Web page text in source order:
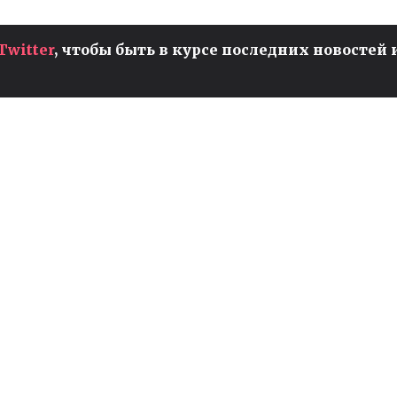
, чтобы быть в курсе последних новостей
ЧЕМПИОНАТ МИРА ПО